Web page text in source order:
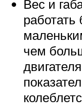
Вес и
работать
чем